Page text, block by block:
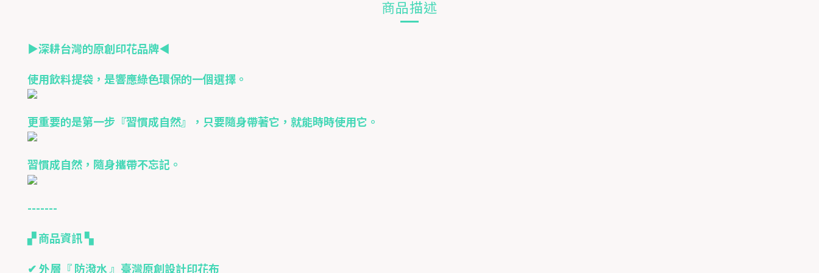
商品描述
▶深耕台灣的原創印花品牌◀
使用飲料提袋，是響應綠色環保的一個選擇。
更重要的是第一步『習慣成自然』，只要隨身帶著它，就能時時使用它。
習慣成自然，隨身攜帶不忘記。
-------
▞ 商品資訊 ▚
✔ 外層『 防潑水 』臺灣原創設計印花布